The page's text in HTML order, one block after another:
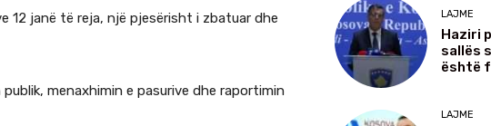
12 janë të reja, një pjesërisht i zbatuar dhe
menaxhimin e pasurive dhe raportimin
LAJME
Haziri
sallës
është
LAJME